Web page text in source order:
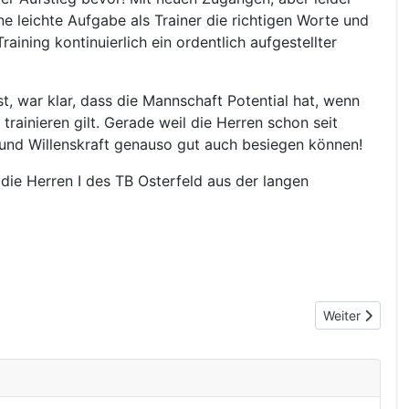
leichte Aufgabe als Trainer die richtigen Worte und
kontinuierlich ein ordentlich aufgestellter
war klar, dass die Mannschaft Potential hat, wenn
gilt. Gerade weil die Herren schon seit
Willenskraft genauso gut auch besiegen können!
Herren I des TB Osterfeld aus der langen
Nächster
Weiter